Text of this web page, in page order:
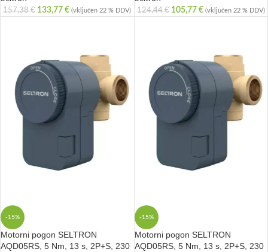
157,38€ 133,77€ (vključen 22 % DDV) 124,44€ 105,77 € (vključen 22 % DDV)
-15%
Motorni pogon SELTRON
AQD05RS, 5 Nm, 13 s, 2P+S, 230
-15%
Motorni pogon SELTRON
AQD05RS, 5 Nm, 13 s, 2P+S, 230